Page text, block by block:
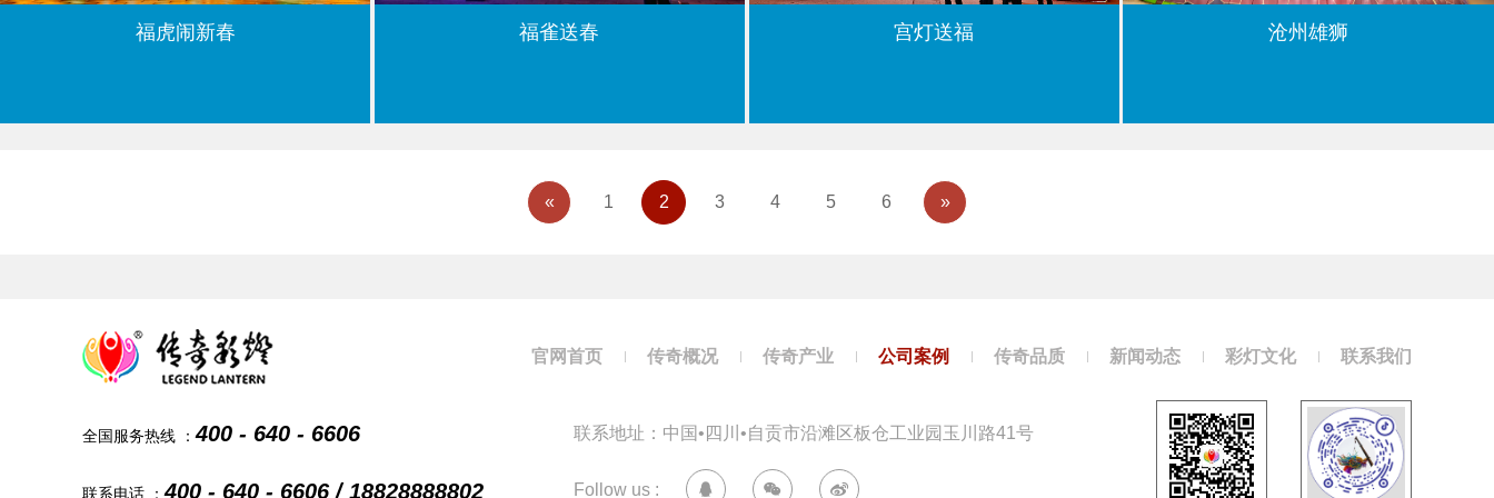
福虎闹新春 福雀送春 宫灯送福 沧州雄狮
« 1 2 3 4 5 6 »
官网首页 传奇概况 传奇产业 公司案例 传奇品质 新闻动态 彩灯文化 联系我们
全国服务热线 ：400 - 640 - 6606
联系电话 ：400 - 640 - 6606 / 18828888802
联系地址：中国•四川•自贡市沿滩区板仓工业园玉川路41号
Follow us :